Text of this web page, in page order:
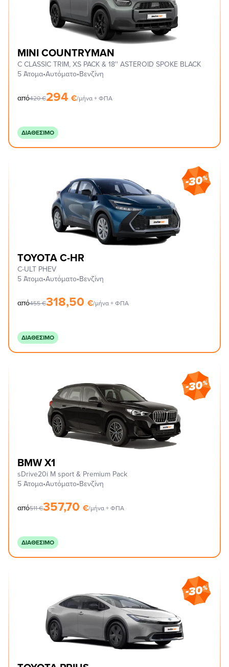
MINI COUNTRYMAN
C CLASSIC TRIM, XS PACK & 18'' ASTEROID SPOKE BLACK
5 Άτομα•Αυτόματο•Βενζίνη
από420€294 €/μήνα + ΦΠΑ
ΔΙΑΘΈΣΙΜΟ
TOYOTA C-HR
C-ULT PHEV
5 Άτομα•Αυτόματο•Βενζίνη
από455€318,50 €/μήνα + ΦΠΑ
ΔΙΑΘΈΣΙΜΟ
BMW X1
sDrive20i M sport & Premium Pack
5 Άτομα•Αυτόματο•Βενζίνη
από511€357,70 €/μήνα + ΦΠΑ
ΔΙΑΘΈΣΙΜΟ